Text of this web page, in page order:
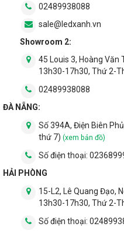
3. Đặc điểm nổi bật
phòng ngủ là điều
chỉ là một vật trang trí
đồ nội thất rất hữu ích
chúng ta trở nên dễ dàng
Một vài đặc điểm nổi
ra được quyết định lựa
Thuận tiện để bật tắt
Đèn bàn vận hành rất
cáp có công tắc. Bạn có
tay để bật tắt chúng vô
thuận tiện cho người
đặt ở gần giường để dễ
02489938088
sale@ledxanh.vn
Showroom 2:
45 Louis 3, Hoàng Văn
13h30-17h30, Thứ 2-
02489938088
ĐÀ NẴNG:
Số 394A, Điện Biên
thứ 7) (xem bản đồ)
Số điện thoại:
HẢI PHÒNG
15-L2, Lê Quang Đạo,
13h30-17h30, Thứ 2-
Số điện thoại: